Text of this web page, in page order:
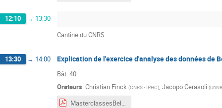
12:10 → 13:30
Cantine du CNRS
13:30 → 14:00 Explication de l'exercice d'analyse des données de
Bât. 40
Orateurs: Christian Finck (CNRS - IPHC), Jacopo Cerasoli (
MasterclassesBelle2_exercice.pdf